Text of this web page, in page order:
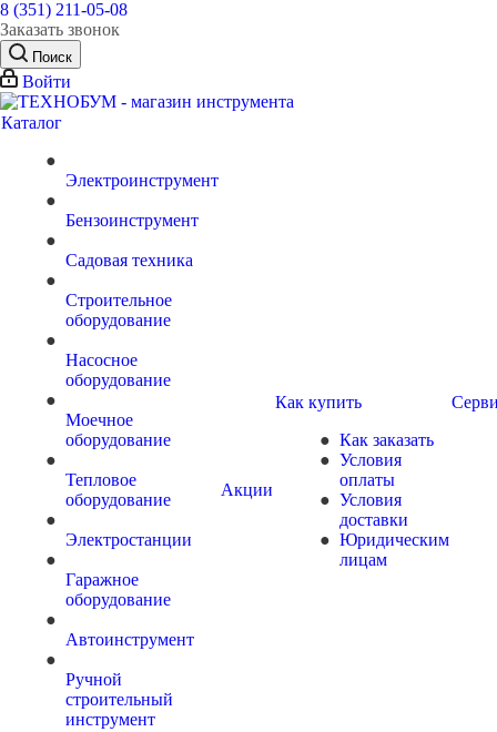
8 (351) 211-05-08
Заказать звонок
Поиск
Войти
Каталог
Электроинструмент
Бензоинструмент
Садовая техника
Строительное
оборудование
Насосное
оборудование
Моечное
оборудование
Тепловое
оборудование
Электростанции
Гаражное
оборудование
Автоинструмент
Ручной
строительный
инструмент
Акции
Как купить
Как заказать
Условия
оплаты
Условия
доставки
Юридическим
лицам